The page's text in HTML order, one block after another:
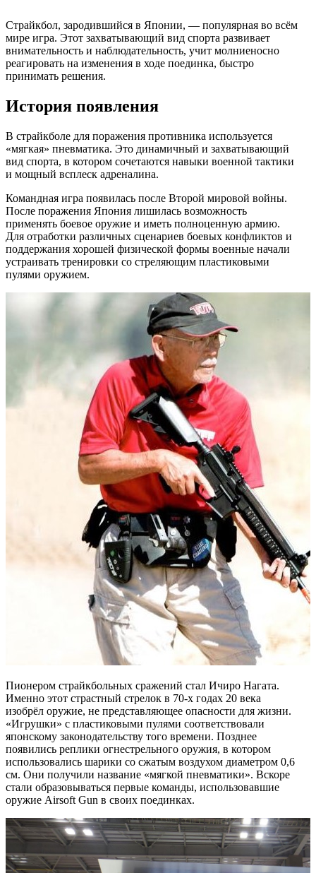
Страйкбол, зародившийся в Японии, — популярная во всём
мире игра. Этот захватывающий вид спорта развивает
внимательность и наблюдательность, учит молниеносно
реагировать на изменения в ходе поединка, быстро
принимать решения.
История появления
В страйкболе для поражения противника используется
«мягкая» пневматика. Это динамичный и захватывающий
вид спорта, в котором сочетаются навыки военной тактики
и мощный всплеск адреналина.
Командная игра появилась после Второй мировой войны.
После поражения Япония лишилась возможность
применять боевое оружие и иметь полноценную армию.
Для отработки различных сценариев боевых конфликтов и
поддержания хорошей физической формы военные начали
устраивать тренировки со стреляющим пластиковыми
пулями оружием.
Пионером страйкбольных сражений стал Ичиро Нагата.
Именно этот страстный стрелок в 70-х годах 20 века
изобрёл оружие, не представляющее опасности для жизни.
«Игрушки» с пластиковыми пулями соответствовали
японскому законодательству того времени. Позднее
появились реплики огнестрельного оружия, в котором
использовались шарики со сжатым воздухом диаметром 0,6
см. Они получили название «мягкой пневматики». Вскоре
стали образовываться первые команды, использовавшие
оружие Airsoft Gun в своих поединках.